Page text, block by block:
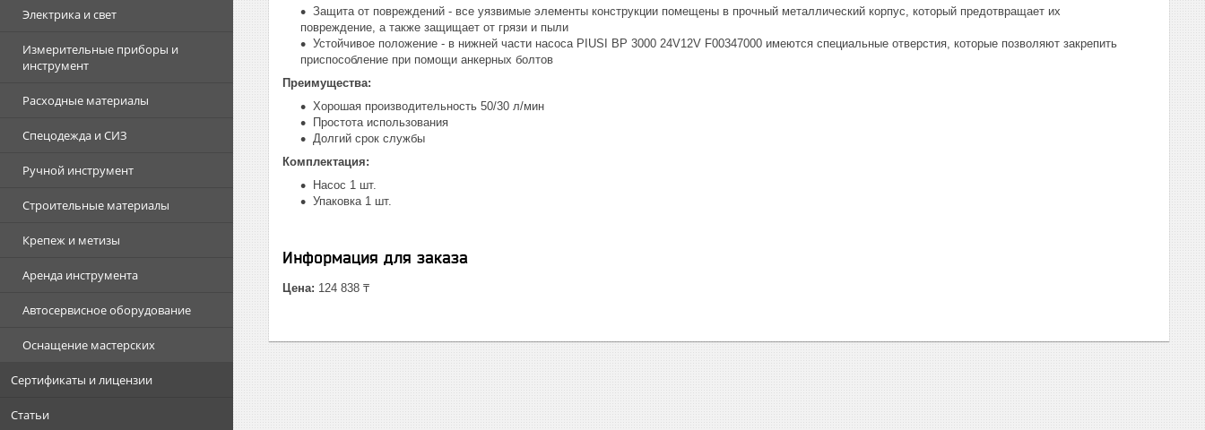
Электрика и свет
Измерительные приборы и
инструмент
Расходные материалы
Спецодежда и СИЗ
Ручной инструмент
Строительные материалы
Крепеж и метизы
Аренда инструмента
Автосервисное оборудование
Оснащение мастерских
Сертификаты и лицензии
Статьи
Защита от повреждений - все уязвимые элементы конструкции помещены в прочный металлический корпус, который предотвращает их
повреждение, а также защищает от грязи и пыли
Устойчивое положение - в нижней части насоса PIUSI BP 3000 24V12V F00347000 имеются специальные отверстия, которые позволяют закрепить
приспособление при помощи анкерных болтов
Преимущества:
Хорошая производительность 50/30 л/мин
Простота использования
Долгий срок службы
Комплектация:
Насос 1 шт.
Упаковка 1 шт.
Информация для заказа
Цена: 124 838 ₸